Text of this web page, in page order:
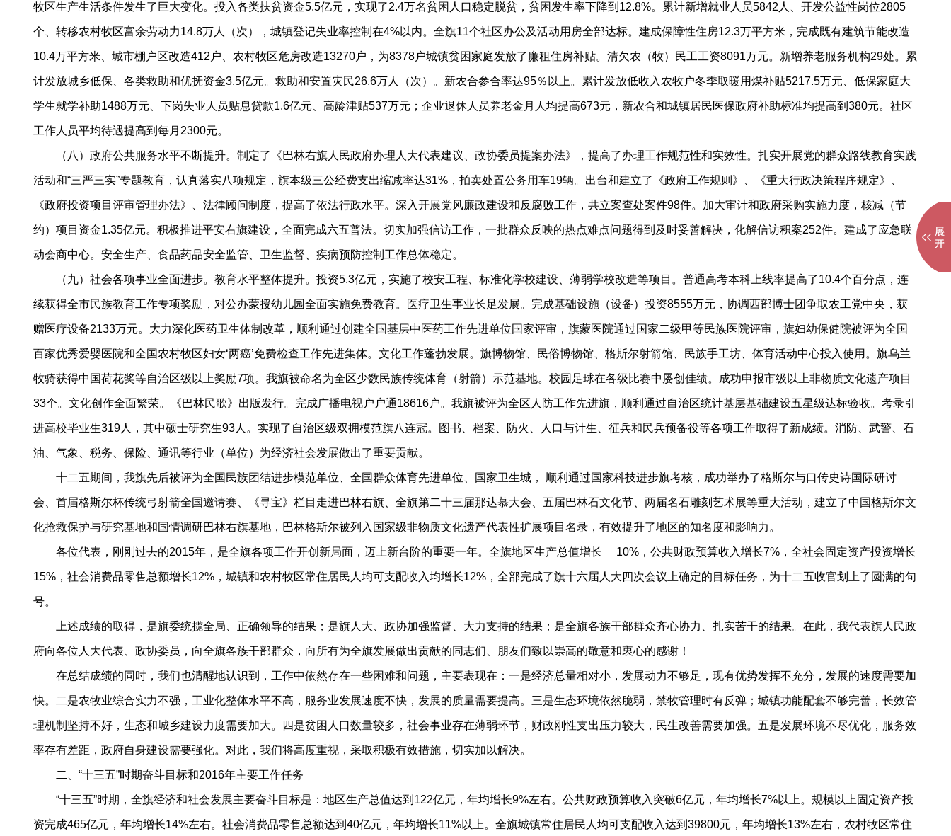
牧区生产生活条件发生了巨大变化。投入各类扶贫资金5.5亿元，实现了2.4万名贫困人口稳定脱贫，贫困发生率下降到12.8%。累计新增就业人员5842人、开发公益性岗位2805
个、转移农村牧区富余劳动力14.8万人（次），城镇登记失业率控制在4%以内。全旗11个社区办公及活动用房全部达标。建成保障性住房12.3万平方米，完成既有建筑节能改造
10.4万平方米、城市棚户区改造412户、农村牧区危房改造13270户，为8378户城镇贫困家庭发放了廉租住房补贴。清欠农（牧）民工工资8091万元。新增养老服务机构29处。累
计发放城乡低保、各类救助和优抚资金3.5亿元。救助和安置灾民26.6万人（次）。新农合参合率达95％以上。累计发放低收入农牧户冬季取暖用煤补贴5217.5万元、低保家庭大
学生就学补助1488万元、下岗失业人员贴息贷款1.6亿元、高龄津贴537万元；企业退休人员养老金月人均提高673元，新农合和城镇居民医保政府补助标准均提高到380元。社区
工作人员平均待遇提高到每月2300元。
（八）政府公共服务水平不断提升。制定了《巴林右旗人民政府办理人大代表建议、政协委员提案办法》，提高了办理工作规范性和实效性。扎实开展党的群众路线教育实践
活动和“三严三实”专题教育，认真落实八项规定，旗本级三公经费支出缩减率达31%，拍卖处置公务用车19辆。出台和建立了《政府工作规则》、《重大行政决策程序规定》、
《政府投资项目评审管理办法》、法律顾问制度，提高了依法行政水平。深入开展党风廉政建设和反腐败工作，共立案查处案件98件。加大审计和政府采购实施力度，核减（节
约）项目资金1.35亿元。积极推进平安右旗建设，全面完成六五普法。切实加强信访工作，一批群众反映的热点难点问题得到及时妥善解决，化解信访积案252件。建成了应急联
动会商中心。安全生产、食品药品安全监管、卫生监督、疾病预防控制工作总体稳定。
（九）社会各项事业全面进步。教育水平整体提升。投资5.3亿元，实施了校安工程、标准化学校建设、薄弱学校改造等项目。普通高考本科上线率提高了10.4个百分点，连
续获得全市民族教育工作专项奖励，对公办蒙授幼儿园全面实施免费教育。医疗卫生事业长足发展。完成基础设施（设备）投资8555万元，协调西部博士团争取农工党中央，获
赠医疗设备2133万元。大力深化医药卫生体制改革，顺利通过创建全国基层中医药工作先进单位国家评审，旗蒙医院通过国家二级甲等民族医院评审，旗妇幼保健院被评为全国
百家优秀爱婴医院和全国农村牧区妇女‘两癌’免费检查工作先进集体。文化工作蓬勃发展。旗博物馆、民俗博物馆、格斯尔射箭馆、民族手工坊、体育活动中心投入使用。旗乌兰
牧骑获得中国荷花奖等自治区级以上奖励7项。我旗被命名为全区少数民族传统体育（射箭）示范基地。校园足球在各级比赛中屡创佳绩。成功申报市级以上非物质文化遗产项目
33个。文化创作全面繁荣。《巴林民歌》出版发行。完成广播电视户户通18616户。我旗被评为全区人防工作先进旗，顺利通过自治区统计基层基础建设五星级达标验收。考录引
进高校毕业生319人，其中硕士研究生93人。实现了自治区级双拥模范旗八连冠。图书、档案、防火、人口与计生、征兵和民兵预备役等各项工作取得了新成绩。消防、武警、石
油、气象、税务、保险、通讯等行业（单位）为经济社会发展做出了重要贡献。
十二五期间，我旗先后被评为全国民族团结进步模范单位、全国群众体育先进单位、国家卫生城， 顺利通过国家科技进步旗考核，成功举办了格斯尔与口传史诗国际研讨
会、首届格斯尔杯传统弓射箭全国邀请赛、《寻宝》栏目走进巴林右旗、全旗第二十三届那达慕大会、五届巴林石文化节、两届名石雕刻艺术展等重大活动，建立了中国格斯尔文
化抢救保护与研究基地和国情调研巴林右旗基地，巴林格斯尔被列入国家级非物质文化遗产代表性扩展项目名录，有效提升了地区的知名度和影响力。
各位代表，刚刚过去的2015年，是全旗各项工作开创新局面，迈上新台阶的重要一年。全旗地区生产总值增长 10%，公共财政预算收入增长7%，全社会固定资产投资增长
15%，社会消费品零售总额增长12%，城镇和农村牧区常住居民人均可支配收入均增长12%，全部完成了旗十六届人大四次会议上确定的目标任务，为十二五收官划上了圆满的句
号。
上述成绩的取得，是旗委统揽全局、正确领导的结果；是旗人大、政协加强监督、大力支持的结果；是全旗各族干部群众齐心协力、扎实苦干的结果。在此，我代表旗人民政
府向各位人大代表、政协委员，向全旗各族干部群众，向所有为全旗发展做出贡献的同志们、朋友们致以崇高的敬意和衷心的感谢！
在总结成绩的同时，我们也清醒地认识到，工作中依然存在一些困难和问题，主要表现在：一是经济总量相对小，发展动力不够足，现有优势发挥不充分，发展的速度需要加
快。二是农牧业综合实力不强，工业化整体水平不高，服务业发展速度不快，发展的质量需要提高。三是生态环境依然脆弱，禁牧管理时有反弹；城镇功能配套不够完善，长效管
理机制坚持不好，生态和城乡建设力度需要加大。四是贫困人口数量较多，社会事业存在薄弱环节，财政刚性支出压力较大，民生改善需要加强。五是发展环境不尽优化，服务效
率存有差距，政府自身建设需要强化。对此，我们将高度重视，采取积极有效措施，切实加以解决。
二、“十三五”时期奋斗目标和2016年主要工作任务
“十三五”时期，全旗经济和社会发展主要奋斗目标是：地区生产总值达到122亿元，年均增长9%左右。公共财政预算收入突破6亿元，年均增长7%以上。规模以上固定资产投
资完成465亿元，年均增长14%左右。社会消费品零售总额达到40亿元，年均增长11%以上。全旗城镇常住居民人均可支配收入达到39800元，年均增长13%左右，农村牧区常住